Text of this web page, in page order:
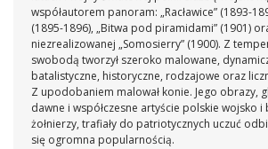
współautorem panoram: „Racławice” (1893-
(1895-1896), „Bitwa pod piramidami” (1901)
niezrealizowanej „Somosierry” (1900). Z
swobodą tworzył szeroko malowane,
batalistyczne, historyczne, rodzajowe oraz
Z upodobaniem malował konie. Jego obrazy,
dawne i współczesne artyście polskie wojsko
żołnierzy, trafiały do patriotycznych uczuć
się ogromna popularnością.